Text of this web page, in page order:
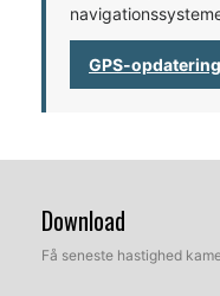
GPS-
Download
Få seneste hastighed